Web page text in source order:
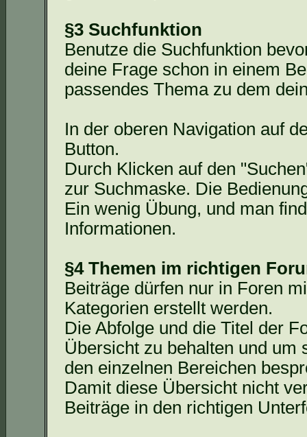
§3 Suchfunktion
Benutze die Suchfunktion
deine Frage schon in einem
passendes Thema zu dem
In der oberen Navigation auf
Button.
Durch Klicken auf den
zur Suchmaske. Die
Ein wenig Übung, und man
Informationen.
§4 Themen im richtigen
Beiträge dürfen nur in Foren
Kategorien erstellt werden.
Die Abfolge und die Titel der
Übersicht zu behalten und um
den einzelnen Bereichen
Damit diese Übersicht nicht
Beiträge in den richtigen